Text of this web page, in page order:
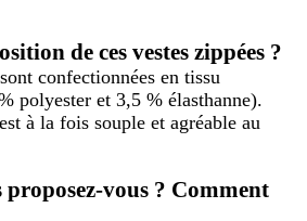
de ces vestes zippées ?
confectionnées en tissu
polyester et 3,5 % élasthanne).
à la fois souple et agréable au
vous ? Comment